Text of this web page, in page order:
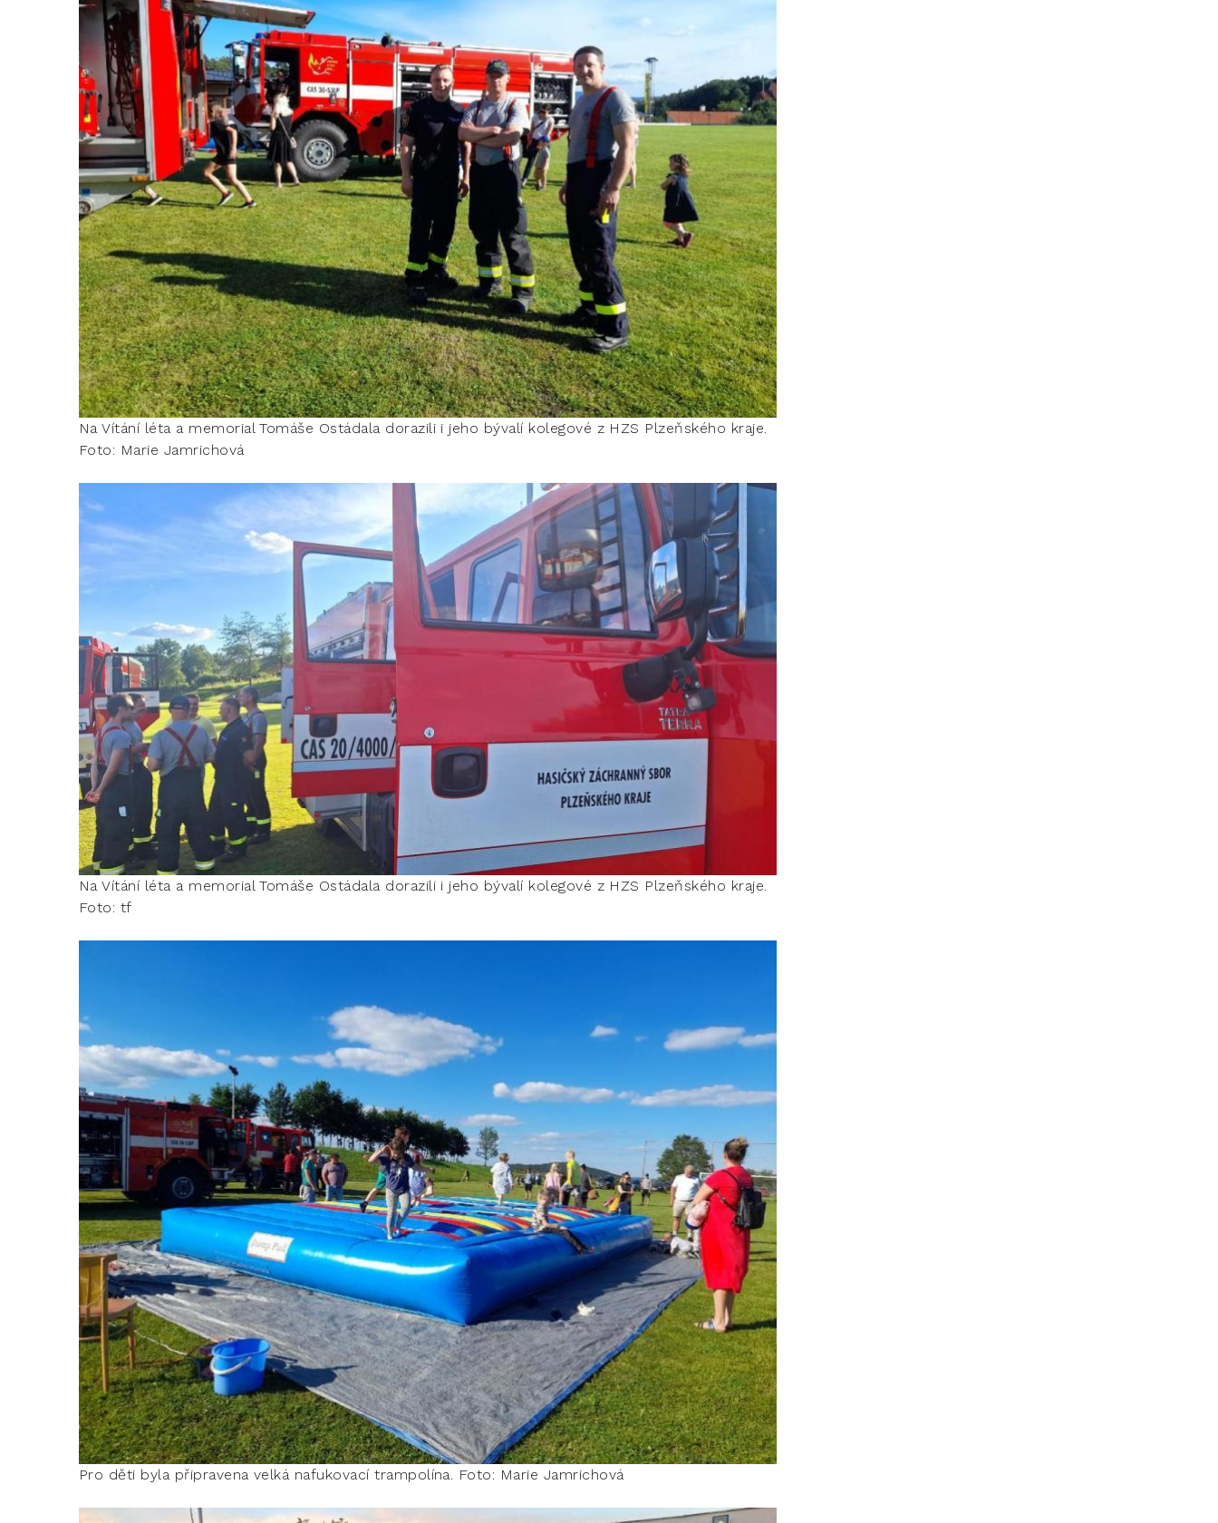
Na Vítání léta a memorial Tomáše Ostádala dorazili i jeho bývalí kolegové z HZS Plzeňského kraje.
Foto: Marie Jamrichová
Na Vítání léta a memorial Tomáše Ostádala dorazili i jeho bývalí kolegové z HZS Plzeňského kraje.
Foto: tf
Pro děti byla připravena velká nafukovací trampolína. Foto: Marie Jamrichová